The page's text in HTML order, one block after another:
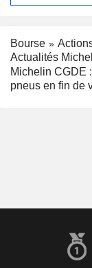
Bourse
Actualités
Michelin CGDE
pneus en fin de